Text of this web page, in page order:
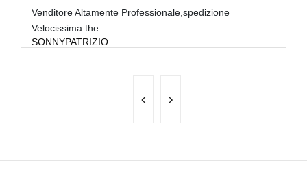
Venditore Altamente Professionale,spedizione
Velocissima.the
SONNYPATRIZIO